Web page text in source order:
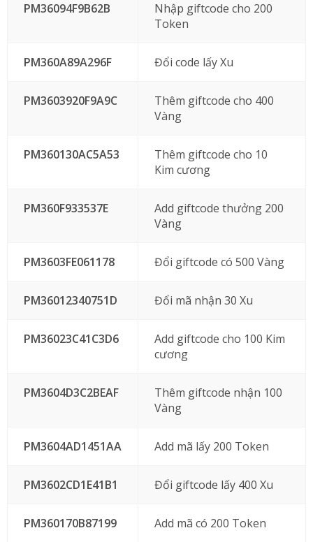
PM36094F9B62B
Nhập giftcode cho 200
Token
PM360A89A296F Đổi code lấy Xu
PM3603920F9A9C
Thêm giftcode cho 400
Vàng
PM360130AC5A53
Thêm giftcode cho 10
Kim cương
PM360F933537E
Add giftcode thưởng 200
Vàng
PM3603FE061178 Đổi giftcode có 500 Vàng
PM36012340751D Đổi mã nhận 30 Xu
PM36023C41C3D6
Add giftcode cho 100 Kim
cương
PM3604D3C2BEAF
Thêm giftcode nhận 100
Vàng
PM3604AD1451AA Add mã lấy 200 Token
PM3602CD1E41B1 Đổi giftcode lấy 400 Xu
PM360170B87199 Add mã có 200 Token